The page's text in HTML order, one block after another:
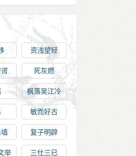
资浅望轻
死灰燃
枫落吴江冷
敏而好古
复子明辟
举 三仕三已